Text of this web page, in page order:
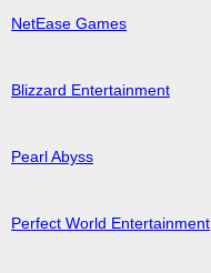
NetEase Games
Blizzard Entertainment
Pearl Abyss
Perfect World Entertainment